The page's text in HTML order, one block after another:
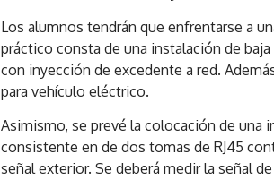
Los alumnos tendrán que enfrentarse a
práctico consta de una instalación de
con inyección de excedente a red.
para vehículo eléctrico.
Asimismo, se prevé la colocación de una
consistente en de dos tomas de RJ45
señal exterior. Se deberá medir la señal